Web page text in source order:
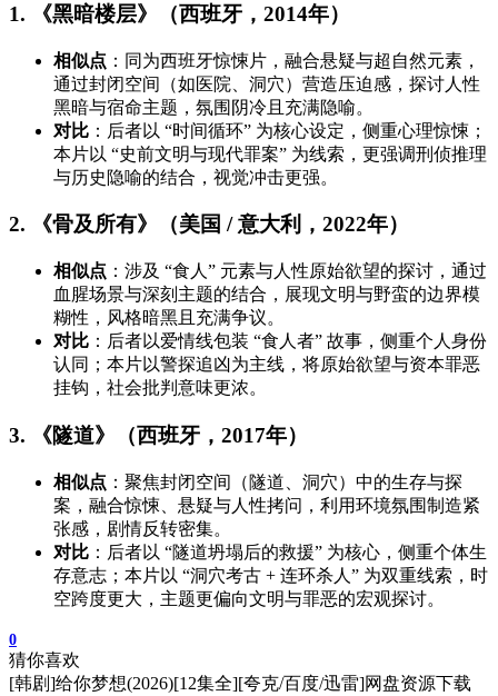
1. 《黑暗楼层》（西班牙，2014年）
相似点 ：同为西班牙惊悚片，融合悬疑与超自然元素，
通过封闭空间（如医院、洞穴）营造压迫感，探讨人性
黑暗与宿命主题，氛围阴冷且充满隐喻。
对比 ：后者以 “时间循环” 为核心设定，侧重心理惊悚；
本片以 “史前文明与现代罪案” 为线索，更强调刑侦推理
与历史隐喻的结合，视觉冲击更强。
2. 《骨及所有》（美国 / 意大利，2022年）
相似点 ：涉及 “食人” 元素与人性原始欲望的探讨，通过
血腥场景与深刻主题的结合，展现文明与野蛮的边界模
糊性，风格暗黑且充满争议。
对比 ：后者以爱情线包装 “食人者” 故事，侧重个人身份
认同；本片以警探追凶为主线，将原始欲望与资本罪恶
挂钩，社会批判意味更浓。
3. 《隧道》（西班牙，2017年）
相似点 ：聚焦封闭空间（隧道、洞穴）中的生存与探
案，融合惊悚、悬疑与人性拷问，利用环境氛围制造紧
张感，剧情反转密集。
对比 ：后者以 “隧道坍塌后的救援” 为核心，侧重个体生
存意志；本片以 “洞穴考古 + 连环杀人” 为双重线索，时
空跨度更大，主题更偏向文明与罪恶的宏观探讨。
0
猜你喜欢
[韩剧]给你梦想(2026)[12集全][夸克/百度/迅雷]网盘资源下载